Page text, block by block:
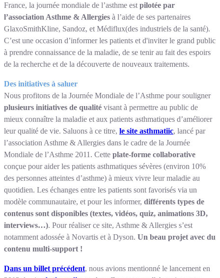
France, la journée mondiale de l’asthme est pilotée par
l’association Asthme & Allergies à l’aide de ses partenaires
GlaxoSmithKline, Sandoz, et Médiflux(des industriels de la santé).
C’est une occasion d’informer les patients et d'inviter le grand public
à prendre connaissance de la maladie, de se tenir au fait des espoirs
de la recherche et de la découverte de nouveaux traitements.
Des initiatives à saluer
Nous profitons de la Journée Mondiale de l’Asthme pour souligner
plusieurs initiatives de qualité visant à permettre au public de
mieux connaître la maladie et aux patients asthmatiques d’améliorer
leur qualité de vie. Saluons à ce titre, le site asthmatiic, lancé par
l’association Asthme & Allergies dans le cadre de la Journée
Mondiale de l’Asthme 2011. Cette plate-forme collaborative
conçue pour aider les patients asthmatiques sévères (environ 10%
des personnes atteintes d’asthme) à mieux vivre leur maladie au
quotidien. Les échanges entre les patients sont favorisés via un
modèle communautaire, et pour les informer, différents types de
contenus sont disponibles (textes, vidéos, quiz, animations 3D,
interviews…). Pour réaliser ce site, Asthme & Allergies s’est
notamment adossée à Novartis et à Dyson. Un beau projet avec du
contenu multi-support !
Dans un billet précédent, nous avions mentionné le lancement en